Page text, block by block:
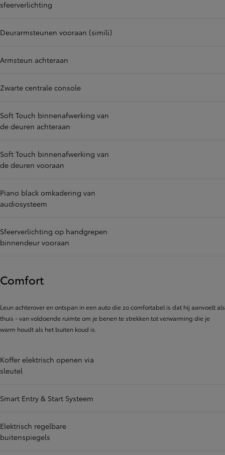
sfeerverlichting
Deurarmsteunen vooraan (simili)
Armsteun achteraan
Zwarte centrale console
Soft Touch binnenafwerking van
de deuren achteraan
Soft Touch binnenafwerking van
de deuren vooraan
Piano black omkadering van
audiosysteem
Sfeerverlichting op handgrepen
binnendeur vooraan
Comfort
Leun achterover en ontspan in een auto die zo comfortabel is dat hij aanvoelt als
thuis - van voldoende ruimte om je benen te strekken tot verwarming die je
warm houdt als het buiten koud is.
Koffer elektrisch openen via
sleutel
Smart Entry & Start Systeem
Elektrisch regelbare
buitenspiegels